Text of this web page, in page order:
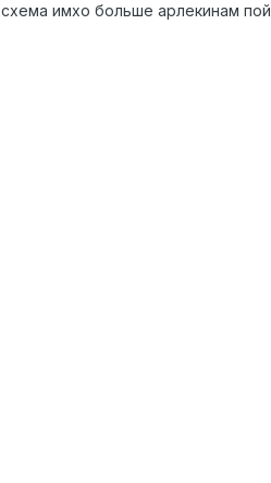
схема имхо больше арлекинам